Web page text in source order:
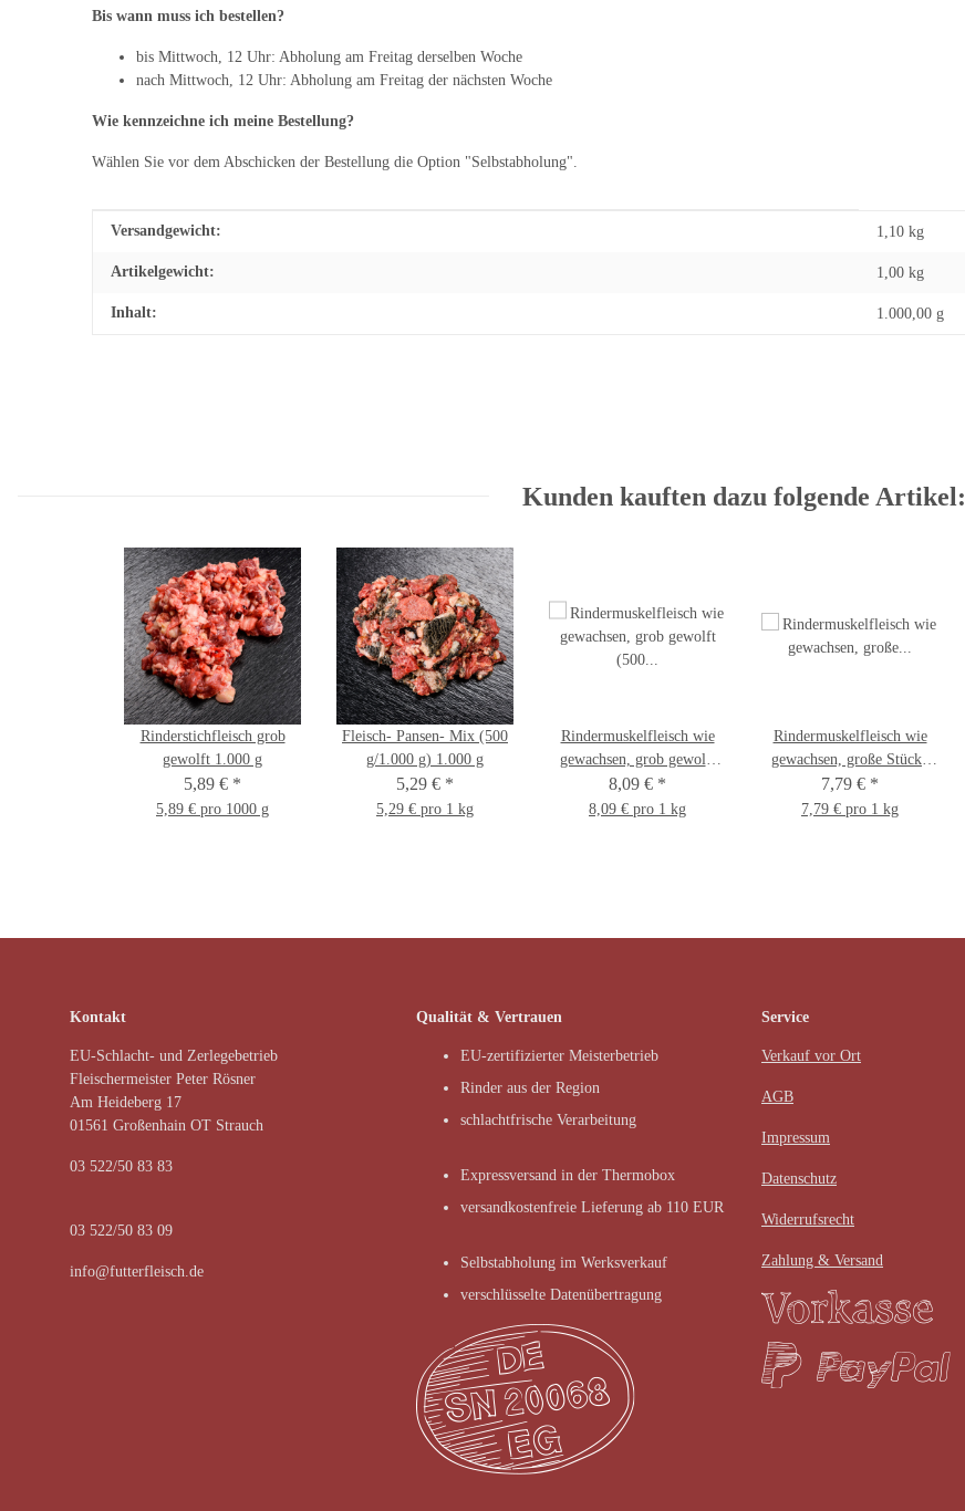
Bis wann muss ich bestellen?
bis Mittwoch, 12 Uhr: Abholung am Freitag derselben Woche
nach Mittwoch, 12 Uhr: Abholung am Freitag der nächsten Woche
Wie kennzeichne ich meine Bestellung?
Wählen Sie vor dem Abschicken der Bestellung die Option "Selbstabholung".
Produkteigenschaft
Wert
Versandgewicht: 1,10 kg
Artikelgewicht: 1,00 kg
Inhalt: 1.000,00 g
Kunden kauften dazu folgende Artikel:
Rinderstichfleisch grob
gewolft 1.000 g
5,89 € *
5,89 € pro 1000 g
Fleisch- Pansen- Mix (500
g/1.000 g) 1.000 g
5,29 € *
5,29 € pro 1 kg
Rindermuskelfleisch wie
gewachsen, grob gewolft
(500 g/1.000 g) 1.000 g
8,09 € *
8,09 € pro 1 kg
Rindermuskelfleisch wie
gewachsen, große Stücke
(500 g/ 1.000 g) 1.000 g
7,79 € *
7,79 € pro 1 kg
Kontakt
EU-Schlacht- und Zerlegebetrieb
Fleischermeister Peter Rösner
Am Heideberg 17
01561 Großenhain OT Strauch
03 522/50 83 83
03 522/50 83 09
info@futterfleisch.de
Qualität & Vertrauen
EU-zertifizierter Meisterbetrieb
Rinder aus der Region
schlachtfrische Verarbeitung
Expressversand in der Thermobox
versandkostenfreie Lieferung ab 110 EUR
Selbstabholung im Werksverkauf
verschlüsselte Datenübertragung
Service
Verkauf vor Ort
AGB
Impressum
Datenschutz
Widerrufsrecht
Zahlung & Versand